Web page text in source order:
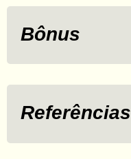
Bônus
Referências